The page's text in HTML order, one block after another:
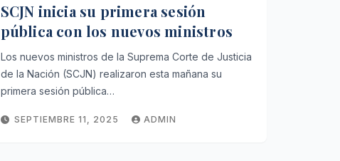
SCJN inicia su primera sesión
pública con los nuevos ministros
Los nuevos ministros de la Suprema Corte de Justicia
de la Nación (SCJN) realizaron esta mañana su
primera sesión pública…
SEPTIEMBRE 11, 2025 ADMIN